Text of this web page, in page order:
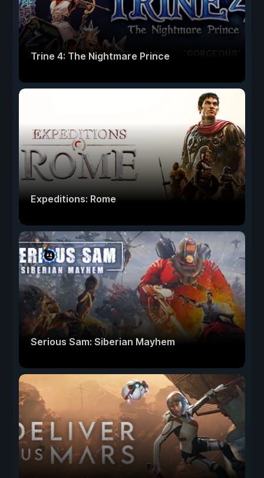
Trine 4: The Nightmare Prince
Expeditions: Rome
Serious Sam: Siberian Mayhem